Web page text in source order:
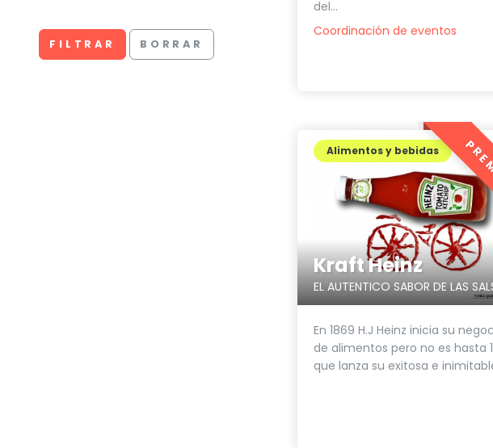
FILTRAR BORRAR
del...
Coordinación de eventos
Kraft Heinz
Alimentos y bebidas
En 1869 H.J Heinz inicia su
de alimentos pero no es hasta
que lanza su exitosa e